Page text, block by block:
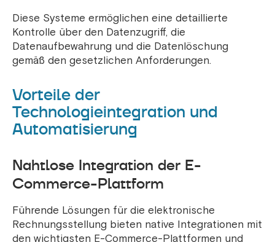
Diese Systeme ermöglichen eine detaillierte
Kontrolle über den Datenzugriff, die
Datenaufbewahrung und die Datenlöschung
gemäß den gesetzlichen Anforderungen.
Vorteile der
Technologieintegration und
Automatisierung
Nahtlose Integration der E-
Commerce-Plattform
Führende Lösungen für die elektronische
Rechnungsstellung bieten native Integrationen mit
den wichtigsten E-Commerce-Plattformen und